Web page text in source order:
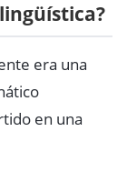
era una
en una